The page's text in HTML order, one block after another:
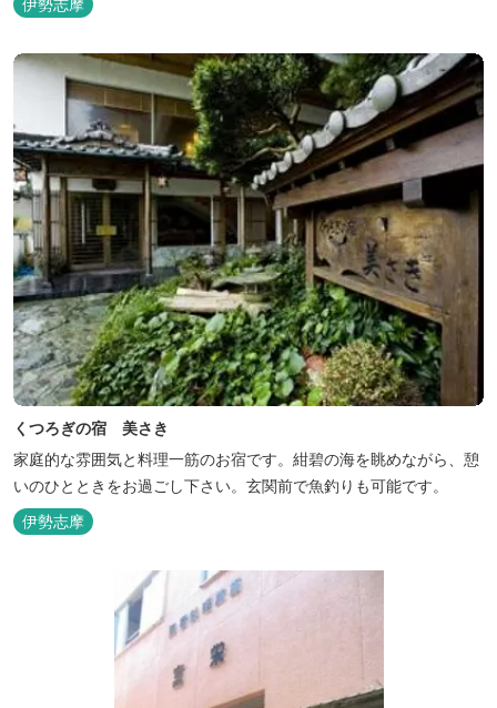
伊勢志摩
くつろぎの宿 美さき
家庭的な雰囲気と料理一筋のお宿です。紺碧の海を眺めながら、憩
いのひとときをお過ごし下さい。玄関前で魚釣りも可能です。
伊勢志摩